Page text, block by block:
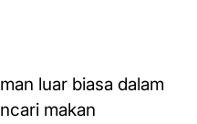
luar biasa dalam
makan